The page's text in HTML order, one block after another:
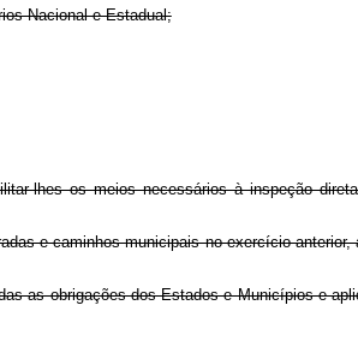
Nacional e Estadual;
lhes os meios necessários à inspeção
e caminhos municipais no exercício
as obrigações dos Estados e Municípios e